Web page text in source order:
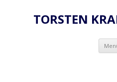
TORSTEN